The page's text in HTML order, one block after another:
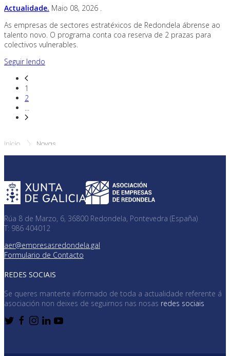
Actualidade. Maio 08, 2026
As empresas de sectores estratéxicos de Redondela ábrense ao
talento novo. O programa conta coa reserva de 2 prazas para
colectivos vulnerables.
Seguir lendo
1
2
Inicio Novas
Rúa 8 de Marzo, 6, 36800 Redondela, Pontevedra (España)
T: 986 404012
aer@empresasredondela.gal
Formulario de Contacto
REDES SOCIAIS
Se queres manterte informado de toda a actualidade referente á
asociación non deixes de seguirnos nas nosas redes sociais